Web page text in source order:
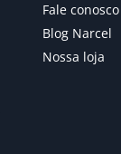
Fale conosco
Blog Narcel
Nossa loja